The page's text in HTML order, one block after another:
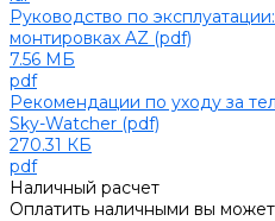
Руководство по
монтировках AZ (pdf)
7.56 МБ
pdf
Рекомендации по уходу за
Sky-Watcher (pdf)
270.31 КБ
pdf
Наличный расчет
Оплатить наличными вы